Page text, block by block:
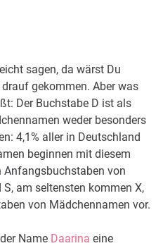
sagen, da wärst Du
gekommen. Aber was
Der Buchstabe D ist als
weder besonders
4,1% aller in Deutschland
beginnen mit diesem
Anfangsbuchstaben von
am seltensten kommen X,
von Mädchennamen vor.
Name Daarina eine